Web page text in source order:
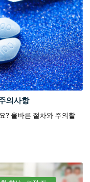
의사항
? 올바른 절차와 주의할